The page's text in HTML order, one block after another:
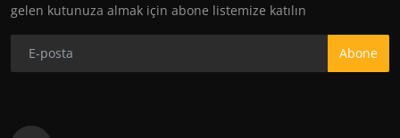
gelen kutunuza almak için abone listemize katılın
Abone